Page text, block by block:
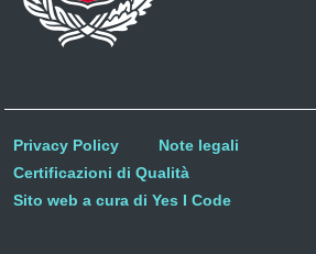
Privacy Policy
Note legali
Certificazioni di Qualità
Sito web a cura di Yes I Code